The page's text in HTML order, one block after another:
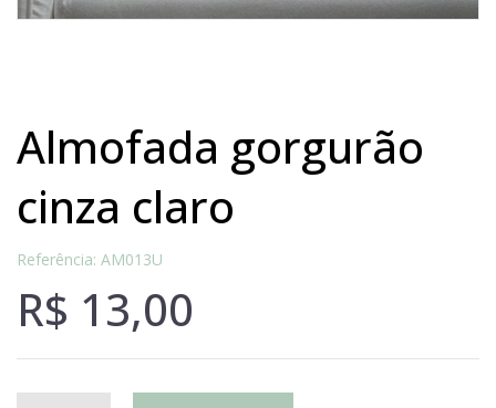
almofada gorgurão
cinza claro
Referência: AM013U
R$ 13,00